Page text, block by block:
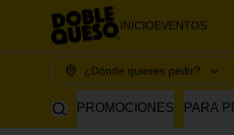
INICIOEVENTOS
¿Dónde quieres pedir?
PROMOCIONES PARA